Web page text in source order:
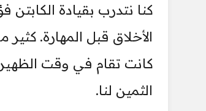
كنا نتدرب بقيادة الكابتن
الأخلاق قبل المهارة. كثير
كانت تقام في وقت
الثمين لنا.